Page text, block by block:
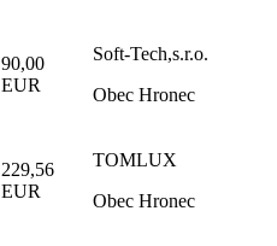
90,00
EUR
Soft-Tech,s.r.o.
Obec Hronec
229,56
EUR
TOMLUX
Obec Hronec